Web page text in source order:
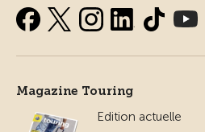
Magazine Touring
Edition actuelle